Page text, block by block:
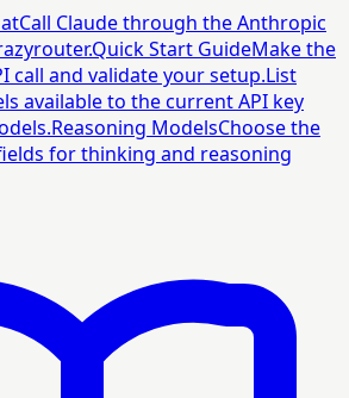
Call Claude through the Anthropic
Quick Start GuideMake the
call and validate your setup.List
available to the current API key
Reasoning ModelsChoose the
for thinking and reasoning